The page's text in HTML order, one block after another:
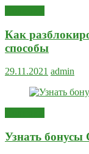
Как
способы
29.11.2021 admin
Узнать бонусы